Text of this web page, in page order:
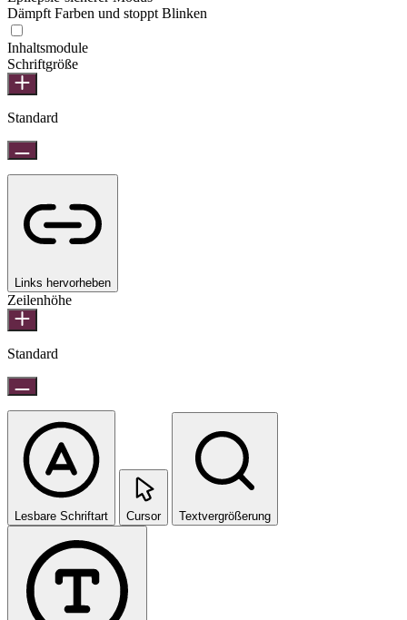
Dämpft Farben und stoppt Blinken
Inhaltsmodule
Schriftgröße
Standard
Links hervorheben
Zeilenhöhe
Standard
Lesbare Schriftart Cursor Textvergrößerung